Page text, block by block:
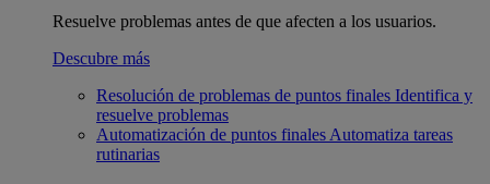
Resuelve problemas antes de que afecten a los usuarios.
Descubre más
Resolución de problemas de puntos finales Identifica y
resuelve problemas
Automatización de puntos finales Automatiza tareas
rutinarias